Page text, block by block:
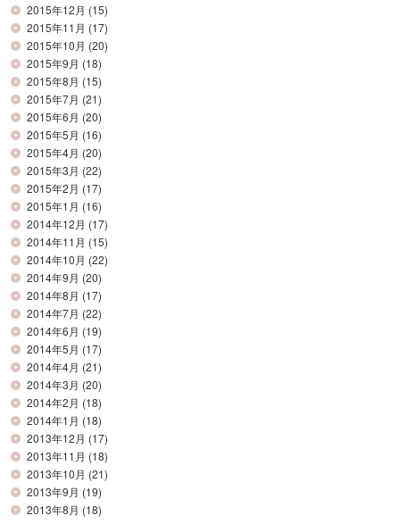
2015年12月 (15)
2015年11月 (17)
2015年10月 (20)
2015年9月 (18)
2015年8月 (15)
2015年7月 (21)
2015年6月 (20)
2015年5月 (16)
2015年4月 (20)
2015年3月 (22)
2015年2月 (17)
2015年1月 (16)
2014年12月 (17)
2014年11月 (15)
2014年10月 (22)
2014年9月 (20)
2014年8月 (17)
2014年7月 (22)
2014年6月 (19)
2014年5月 (17)
2014年4月 (21)
2014年3月 (20)
2014年2月 (18)
2014年1月 (18)
2013年12月 (17)
2013年11月 (18)
2013年10月 (21)
2013年9月 (19)
2013年8月 (18)